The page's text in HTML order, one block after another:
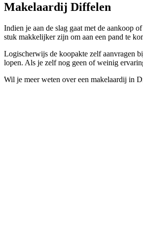
Makelaardij Diffelen
Indien je aan de slag gaat met de aankoop
stuk makkelijker zijn om aan een pand te
Logischerwijs de koopakte zelf aanvragen
lopen. Als je zelf nog geen of weinig
Wil je meer weten over een makelaardij in